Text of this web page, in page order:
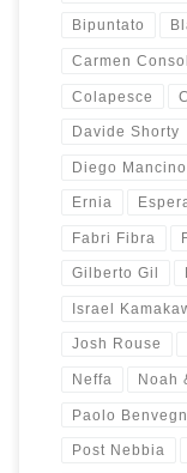
Bipuntato
Carmen
Colapesce
Davide Shorty
Diego Mancino
Ernia
Fabri Fibra
Gilberto Gil
Israel
Josh Rouse
Neffa Noah
Paolo
Post Nebbia